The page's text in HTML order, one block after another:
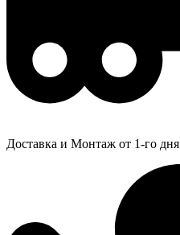
Доставка и Монтаж от 1-го дня